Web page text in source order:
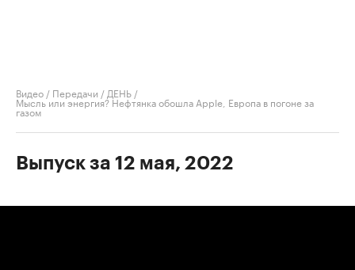
Видео / Передачи / ДЕНЬ /
Мысль или энергия? Нефтянка обошла Apple, Европа в погоне за
газом
Выпуск за 12 мая, 2022